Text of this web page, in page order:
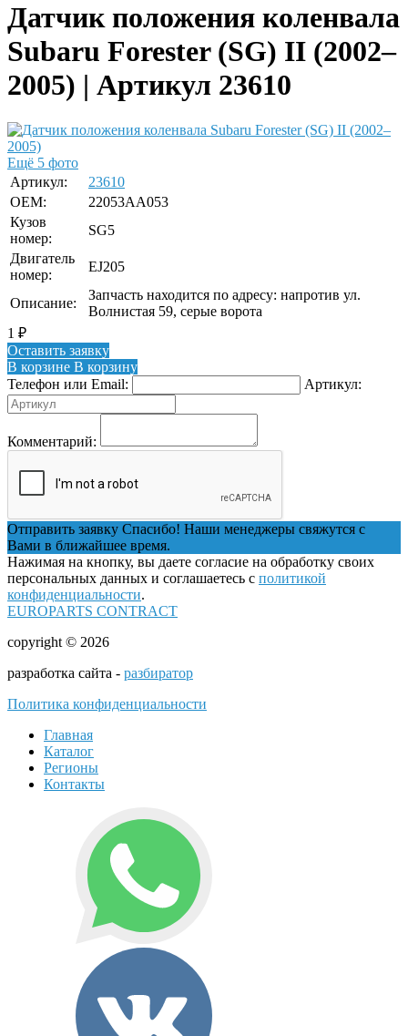
Датчик положения коленвала
Subaru Forester (SG) II (2002–
2005) | Артикул 23610
Ещё 5 фото
Артикул:
23610
OEM:
22053AA053
Кузов
номер:
SG5
Двигатель
номер:
EJ205
Описание:
Запчасть находится по адресу: напротив ул.
Волнистая 59, серые ворота
1 ₽
Оставить заявку
В корзине В корзину
Телефон или Email:
Артикул:
Комментарий:
Отправить заявку Спасибо! Наши менеджеры свяжутся с
Вами в ближайшее время.
Нажимая на кнопку, вы даете согласие на обработку своих
персональных данных и соглашаетесь с политикой
конфиденциальности.
EUROPARTS CONTRACT
copyright © 2026
разработка сайта - разбиратор
Политика конфиденциальности
Главная
Каталог
Регионы
Контакты